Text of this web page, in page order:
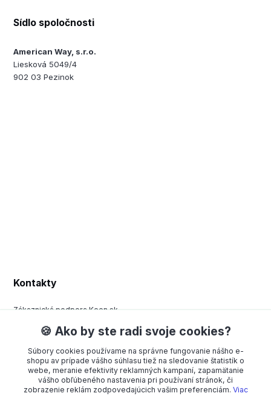
Sídlo spoločnosti
American Way, s.r.o.
Liesková 5049/4
902 03 Pezinok
Kontakty
Zákaznická podpora Keen.sk
+420 377 443 970
(Po-Pá, 8-15 hod.)
order@americanway.sk
🍪 Ako by ste radi svoje cookies?
Súbory cookies používame na správne fungovanie nášho e-
shopu av prípade vášho súhlasu tiež na sledovanie štatistík o
webe, meranie efektivity reklamných kampaní, zapamätanie
vášho obľúbeného nastavenia pri používaní stránok, či
zobrazenie reklám zodpovedajúcich vašim preferenciám. Viac